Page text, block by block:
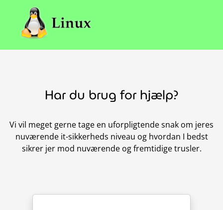
Har du brug for hjælp?
Vi vil meget gerne tage en uforpligtende snak om jeres
nuværende it-sikkerheds niveau og hvordan I bedst
sikrer jer mod nuværende og fremtidige trusler.